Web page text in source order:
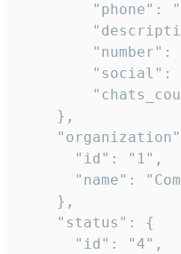
"phone":
"number":
"social":
    },
      "id": "1",
"name":
    },
    "status": {
      "id": "4",